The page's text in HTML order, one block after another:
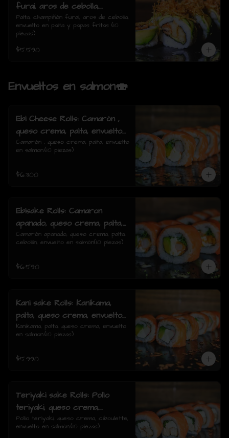
furai, aros de cebolla,
envuelto en palta y papas
fritas (10 piezas)
Palta, champiñón furai, aros de cebolla,
envuelto en palta y papas fritas (10
piezas)
$5.590
Envueltos en salmon🍣
Ebi Cheese Rolls: Camarón ,
queso crema, palta, envuelto
en salmon.
Camarón , queso crema, palta, envuelto
en salmon.(10 piezas)
$6.300
Ebisake Rolls: Camaron
apanado, queso crema, palta,
cebollin, envuelto en salmon
Camarón apanado, queso crema, palta,
cebollín, envuelto en salmón(10 piezas)
$6.590
Kani sake Rolls: Kanikama,
palta, queso crema, envuelto
en salmon.
Kanikama, palta, queso crema, envuelto
en salmon.(10 piezas)
$5.990
Teriyaki sake Rolls: Pollo
teriyaki, queso crema,
ciboulette, envuelto en
salmón.
Pollo teriyaki, queso crema, ciboulette,
envuelto en salmón.(10 piezas)